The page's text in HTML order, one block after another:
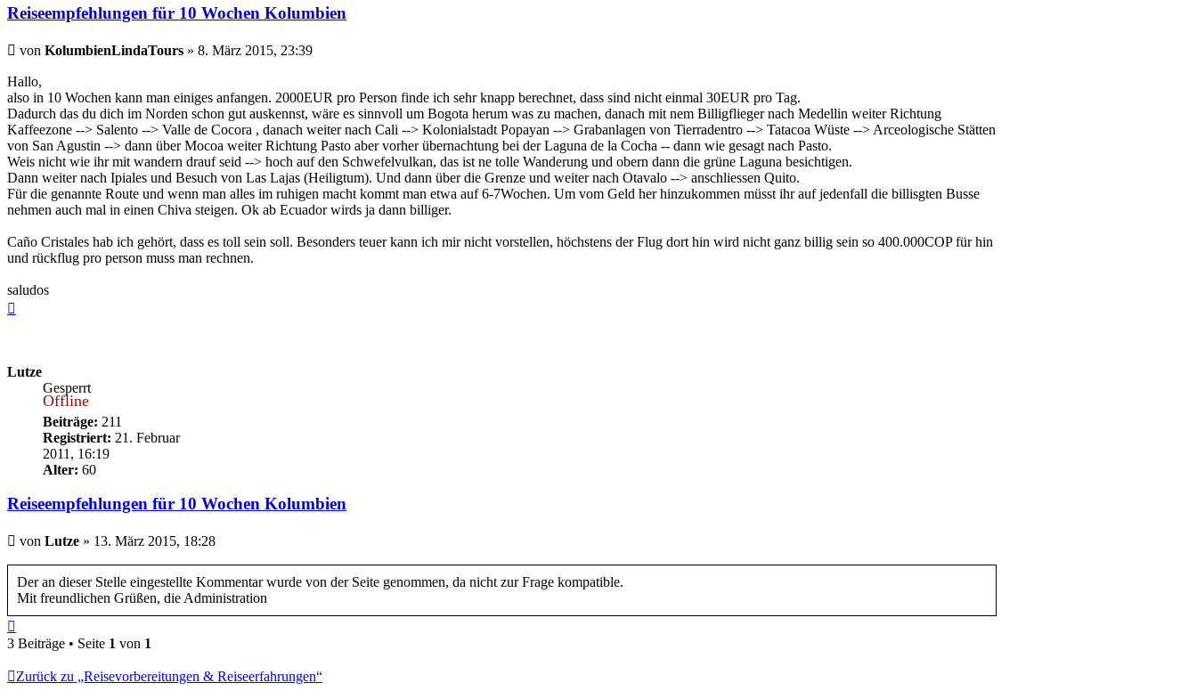
Reiseempfehlungen für 10 Wochen Kolumbien
Beitrag
von KolumbienLindaTours » 8. März 2015, 23:39
Hallo,
also in 10 Wochen kann man einiges anfangen. 2000EUR pro Person finde ich sehr knapp berechnet, dass sind nicht einmal 30EUR pro Tag.
Dadurch das du dich im Norden schon gut auskennst, wäre es sinnvoll um Bogota herum was zu machen, danach mit nem Billigflieger nach Medellin weiter Richtung
Kaffeezone --> Salento --> Valle de Cocora , danach weiter nach Cali --> Kolonialstadt Popayan --> Grabanlagen von Tierradentro --> Tatacoa Wüste --> Arceologische Stätten
von San Agustin --> dann über Mocoa weiter Richtung Pasto aber vorher übernachtung bei der Laguna de la Cocha -- dann wie gesagt nach Pasto.
Weis nicht wie ihr mit wandern drauf seid --> hoch auf den Schwefelvulkan, das ist ne tolle Wanderung und obern dann die grüne Laguna besichtigen.
Dann weiter nach Ipiales und Besuch von Las Lajas (Heiligtum). Und dann über die Grenze und weiter nach Otavalo --> anschliessen Quito.
Für die genannte Route und wenn man alles im ruhigen macht kommt man etwa auf 6-7Wochen. Um vom Geld her hinzukommen müsst ihr auf jedenfall die billisgten Busse
nehmen auch mal in einen Chiva steigen. Ok ab Ecuador wirds ja dann billiger.
Caño Cristales hab ich gehört, dass es toll sein soll. Besonders teuer kann ich mir nicht vorstellen, höchstens der Flug dort hin wird nicht ganz billig sein so 400.000COP für hin
und rückflug pro person muss man rechnen.
saludos
Lutze
Gesperrt
Offline
Beiträge: 211
Registriert: 21. Februar
2011, 16:19
Alter: 60
Reiseempfehlungen für 10 Wochen Kolumbien
Beitrag
von Lutze » 13. März 2015, 18:28
Der an dieser Stelle eingestellte Kommentar wurde von der Seite genommen, da nicht zur Frage kompatible.
Mit freundlichen Grüßen, die Administration
oben
3 Beiträge • Seite 1 von 1
Zurück zu „Reisevorbereitungen & Reiseerfahrungen“